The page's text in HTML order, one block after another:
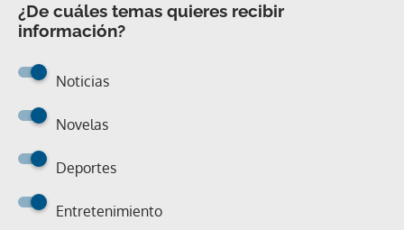
¿De cuáles temas quieres recibir
información?
Noticias
Novelas
Deportes
Entretenimiento